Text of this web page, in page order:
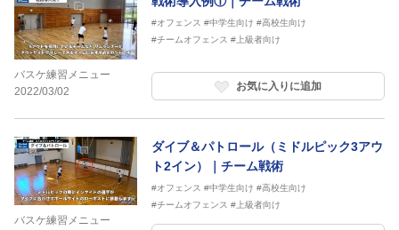
バスケ練習メニュー
2022/03/02
#オフェンス #中学生向け #高校生向け
#チームオフェンス #上級者向け
お気に入りに追加
バスケ練習メニュー
ダイブ＆パトロール（ミドルピック3アウ
ト2イン）｜チーム戦術
#オフェンス #中学生向け #高校生向け
#チームオフェンス #上級者向け